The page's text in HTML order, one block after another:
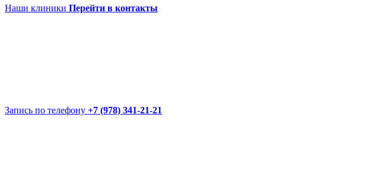
Наши клиники Перейти в контакты
Запись по телефону +7 (978) 341-21-21